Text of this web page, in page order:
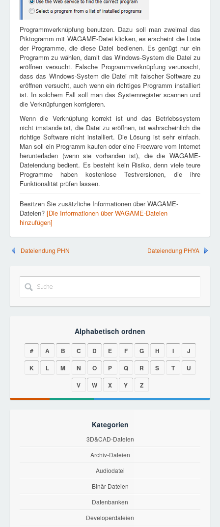
Programmverknüpfung benutzen. Dazu soll man zweimal das
Piktogramm mit WAGAME-Datei klicken, es erscheint die Liste
der Programme, die diese Datei bedienen. Es genügt nur ein
Programm zu wählen, damit das Windows-System die Datei zu
eröffnen versucht. Falsche Programmverknüpfung verursacht,
dass das Windows-System die Datei mit falscher Software zu
eröffnen versucht, auch wenn ein richtiges Programm installiert
ist. In solchem Fall soll man das Systemregister scannen und
die Verknüpfungen korrigieren.
Wenn die Verknüpfung korrekt ist und das Betriebssystem
nicht imstande ist, die Datei zu eröffnen, ist wahrscheinlich die
richtige Software nicht installiert. Die Lösung ist sehr einfach.
Man soll ein Programm kaufen oder eine Freeware vom Internet
herunterladen (wenn sie vorhanden ist), die die WAGAME-
Dateiendung bedient. Es besteht kein Risiko, denn viele teure
Programme haben kostenlose Testversionen, die ihre
Funktionalität prüfen lassen.
Besitzen Sie zusätzliche Informationen über WAGAME-
Dateien? [Die Informationen über WAGAME-Dateien
hinzufügen]
Dateiendung PHN Dateiendung PHYA
Alphabetisch ordnen
# A B C D E F G H I
J
K
L M N O P Q R S T
U
V
W X Y Z
Kategorien
3D&CAD-Dateien
Archiv-Dateien
Audiodatei
Binär-Dateien
Datenbanken
Developerdateien